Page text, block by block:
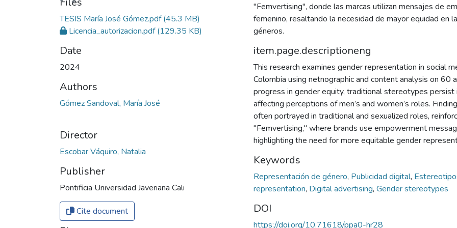
TESIS María José Gómez.pdf(45.3 MB)
Licencia_autorizacion.pdf(129.35 KB)
Date
2024
Authors
Gómez Sandoval, María José
Director
Escobar Váquiro, Natalia
Publisher
Pontificia Universidad Javeriana Cali
Cite document
"Femvertising", donde las marcas utilizan mensajes de
femenino, resaltando la necesidad de mayor equidad en
géneros.
item.page.descriptioneng
This research examines gender representation in social
Colombia using netnographic and content analysis on 60
progress in gender equity, traditional stereotypes persist
affecting perceptions of men’s and women’s roles.
often portrayed in traditional and sexualized roles,
"Femvertising," where brands use empowerment
highlighting the need for more equitable gender
Keywords
Representación de género, Publicidad digital,
representation, Digital advertising, Gender stereotypes
DOI
https://doi.org/10.71618/ppa0-hr28